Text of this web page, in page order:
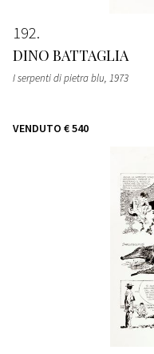
192
DINO BATTAGLIA
I serpenti di pietra blu, 1973
VENDUTO € 540